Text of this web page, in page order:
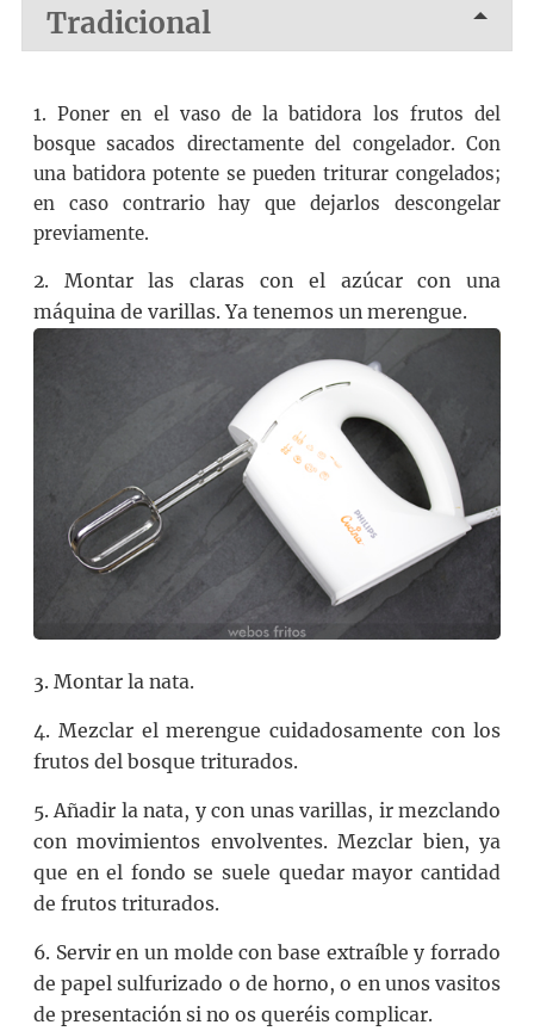
Tradicional
1. Poner en el vaso de la batidora los frutos del
bosque sacados directamente del congelador. Con
una batidora potente se pueden triturar congelados;
en caso contrario hay que dejarlos descongelar
previamente.
2. Montar las claras con el azúcar con una
máquina de varillas. Ya tenemos un merengue.
3. Montar la nata.
4. Mezclar el merengue cuidadosamente con los
frutos del bosque triturados.
5. Añadir la nata, y con unas varillas, ir mezclando
con movimientos envolventes. Mezclar bien, ya
que en el fondo se suele quedar mayor cantidad
de frutos triturados.
6. Servir en un molde con base extraíble y forrado
de papel sulfurizado o de horno, o en unos vasitos
de presentación si no os queréis complicar.